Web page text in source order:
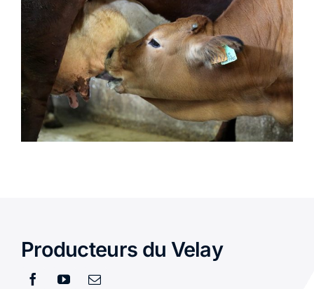
Producteurs du Velay